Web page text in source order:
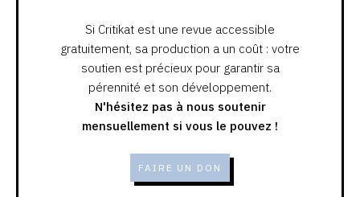
Si Critikat est une revue accessible
gratuitement, sa production a un coût : votre
soutien est précieux pour garantir sa
pérennité et son développement.
N'hésitez pas à nous soutenir
mensuellement si vous le pouvez !
FAIRE UN DON